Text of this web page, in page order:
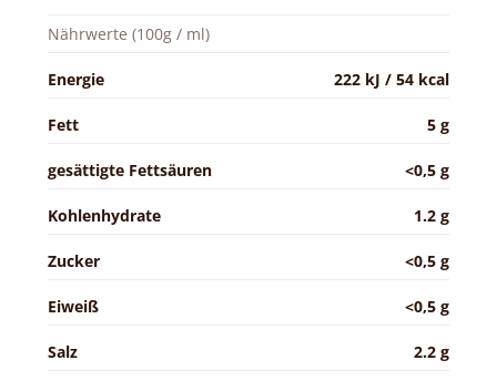
Nährwerte (100g / ml)
Energie 222 kJ / 54 kcal
Fett 5 g
gesättigte Fettsäuren <0,5 g
Kohlenhydrate 1.2 g
Zucker <0,5 g
Eiweiß <0,5 g
Salz 2.2 g